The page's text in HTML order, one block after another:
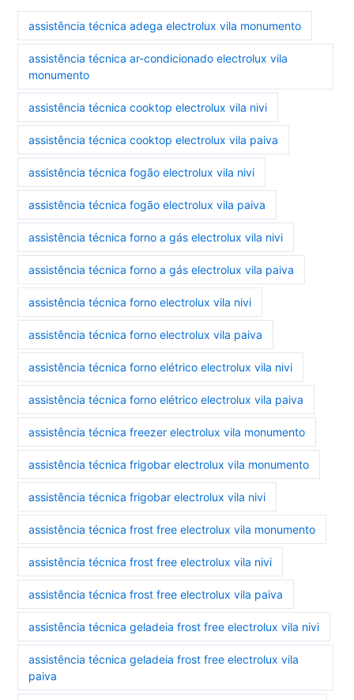
assistência técnica adega electrolux vila monumento
assistência técnica ar-condicionado electrolux vila
monumento
assistência técnica cooktop electrolux vila nivi
assistência técnica cooktop electrolux vila paiva
assistência técnica fogão electrolux vila nivi
assistência técnica fogão electrolux vila paiva
assistência técnica forno a gás electrolux vila nivi
assistência técnica forno a gás electrolux vila paiva
assistência técnica forno electrolux vila nivi
assistência técnica forno electrolux vila paiva
assistência técnica forno elétrico electrolux vila nivi
assistência técnica forno elétrico electrolux vila paiva
assistência técnica freezer electrolux vila monumento
assistência técnica frigobar electrolux vila monumento
assistência técnica frigobar electrolux vila nivi
assistência técnica frost free electrolux vila monumento
assistência técnica frost free electrolux vila nivi
assistência técnica frost free electrolux vila paiva
assistência técnica geladeia frost free electrolux vila nivi
assistência técnica geladeia frost free electrolux vila
paiva